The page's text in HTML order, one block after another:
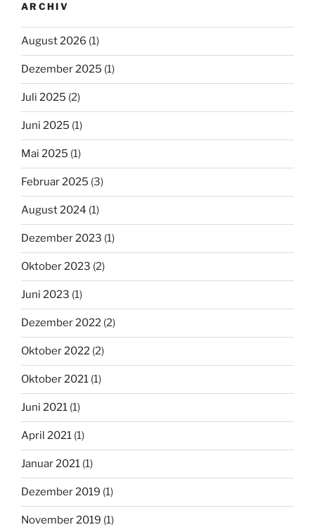
ARCHIV
August 2026 (1)
Dezember 2025 (1)
Juli 2025 (2)
Juni 2025 (1)
Mai 2025 (1)
Februar 2025 (3)
August 2024 (1)
Dezember 2023 (1)
Oktober 2023 (2)
Juni 2023 (1)
Dezember 2022 (2)
Oktober 2022 (2)
Oktober 2021 (1)
Juni 2021 (1)
April 2021 (1)
Januar 2021 (1)
Dezember 2019 (1)
November 2019 (1)